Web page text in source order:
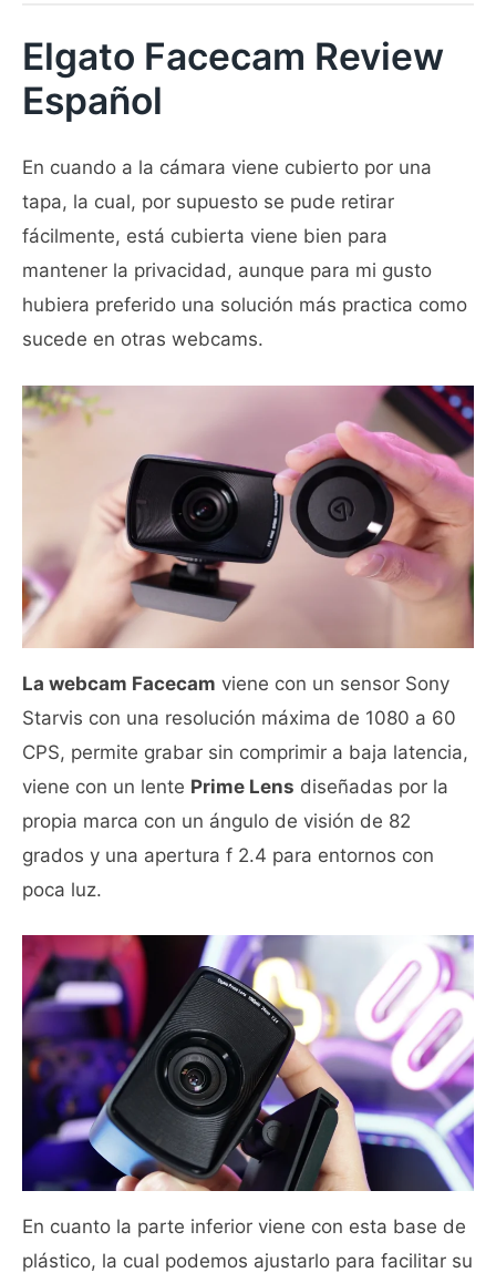
Elgato Facecam Review
Español
En cuando a la cámara viene cubierto por una
tapa, la cual, por supuesto se pude retirar
fácilmente, está cubierta viene bien para
mantener la privacidad, aunque para mi gusto
hubiera preferido una solución más practica como
sucede en otras webcams.
La webcam Facecam viene con un sensor Sony
Starvis con una resolución máxima de 1080 a 60
CPS, permite grabar sin comprimir a baja latencia,
viene con un lente Prime Lens diseñadas por la
propia marca con un ángulo de visión de 82
grados y una apertura f 2.4 para entornos con
poca luz.
En cuanto la parte inferior viene con esta base de
plástico, la cual podemos ajustarlo para facilitar su